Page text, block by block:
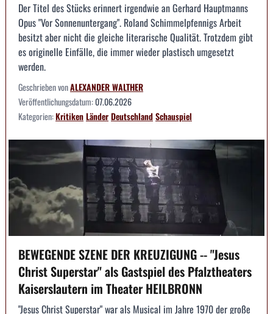
Der Titel des Stücks erinnert irgendwie an Gerhard Hauptmanns
Opus "Vor Sonnenuntergang". Roland Schimmelpfennigs Arbeit
besitzt aber nicht die gleiche literarische Qualität. Trotzdem gibt
es originelle Einfälle, die immer wieder plastisch umgesetzt
werden.
Geschrieben vonALEXANDER WALTHER
Veröffentlichungsdatum:07.06.2026
Kategorien:KritikenLänderDeutschlandSchauspiel
BEWEGENDE SZENE DER KREUZIGUNG -- "Jesus
Christ Superstar" als Gastspiel des Pfalztheaters
Kaiserslautern im Theater HEILBRONN
"Jesus Christ Superstar" war als Musical im Jahre 1970 der große